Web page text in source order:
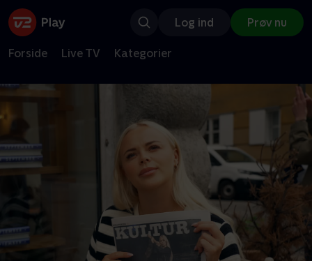
Log ind Prøv nu
Forside Live TV Kategorier